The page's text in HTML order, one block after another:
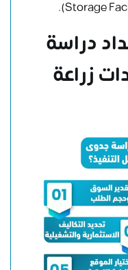
دراسة
زراعة